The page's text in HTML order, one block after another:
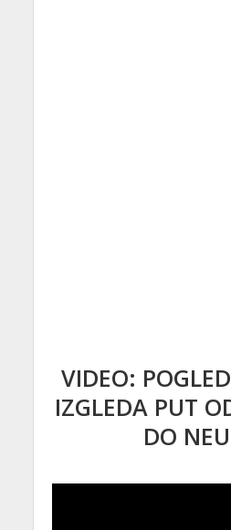
VIDEO:
IZGLEDA PUT
DO